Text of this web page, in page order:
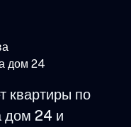
дом 24
квартиры по
дом 24 и